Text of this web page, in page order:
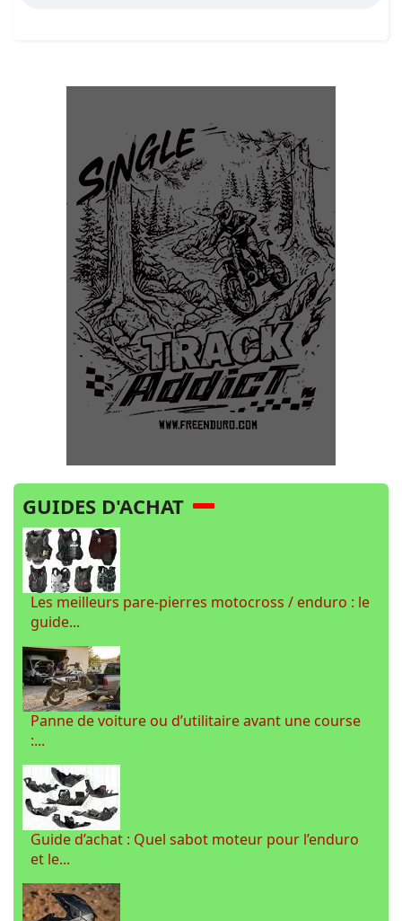
GUIDES D'ACHAT
Les meilleurs pare-pierres motocross / enduro : le
guide...
Panne de voiture ou d’utilitaire avant une course
:...
Guide d’achat : Quel sabot moteur pour l’enduro
et le...